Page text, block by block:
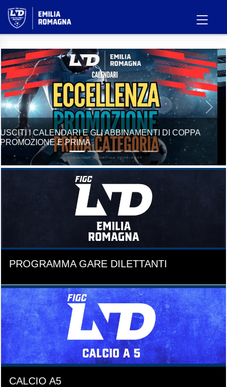
STAGIONE SPORTIVA 2026/27, USCITI I GIRONI
Previous Next
PROGRAMMA GARE DILETTANTI
CALCIO A5